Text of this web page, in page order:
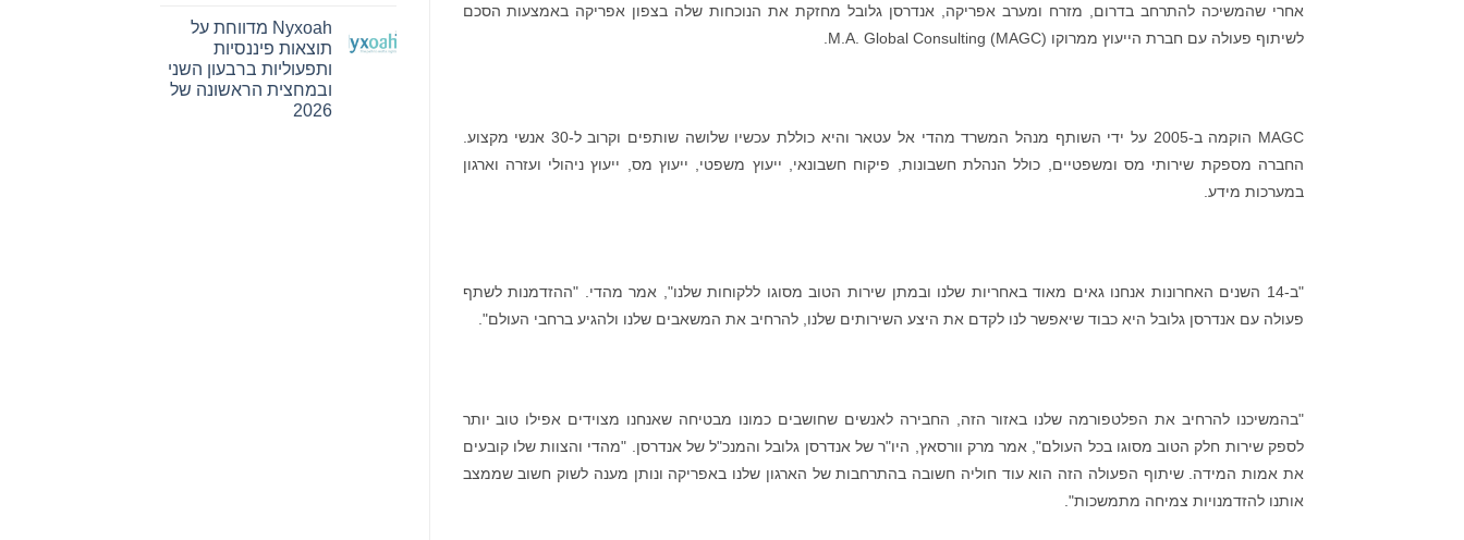
אחרי שהמשיכה להתרחב בדרום, מזרח ומערב אפריקה, אנדרסן גלובל מחזקת את הנוכחות שלה בצפון אפריקה באמצעות הסכם
לשיתוף פעולה עם חברת הייעוץ ממרוקו M.A. Global Consulting (MAGC).
MAGC הוקמה ב-2005 על ידי השותף מנהל המשרד מהדי אל עטאר והיא כוללת עכשיו שלושה שותפים וקרוב ל-30 אנשי מקצוע.
החברה מספקת שירותי מס ומשפטיים, כולל הנהלת חשבונות, פיקוח חשבונאי, ייעוץ משפטי, ייעוץ מס, ייעוץ ניהולי ועזרה וארגון
במערכות מידע.
"ב-14 השנים האחרונות אנחנו גאים מאוד באחריות שלנו ובמתן שירות הטוב מסוגו ללקוחות שלנו", אמר מהדי. "ההזדמנות לשתף
פעולה עם אנדרסן גלובל היא כבוד שיאפשר לנו לקדם את היצע השירותים שלנו, להרחיב את המשאבים שלנו ולהגיע ברחבי העולם".
"בהמשיכנו להרחיב את הפלטפורמה שלנו באזור הזה, החבירה לאנשים שחושבים כמונו מבטיחה שאנחנו מצוידים אפילו טוב יותר
לספק שירות חלק הטוב מסוגו בכל העולם", אמר מרק וורסאץ, היו"ר של אנדרסן גלובל והמנכ"ל של אנדרסן. "מהדי והצוות שלו קובעים
את אמות המידה. שיתוף הפעולה הזה הוא עוד חוליה חשובה בהתרחבות של הארגון שלנו באפריקה ונותן מענה לשוק חשוב שממצב
אותנו להזדמנויות צמיחה מתמשכות".
על
Bitget
חתמה
על
הסכם
שיתוף
פעולה
Nyxoah מדווחת על
תוצאות פיננסיות
ותפעוליות ברבעון השני
ובמחצית הראשונה של
2026